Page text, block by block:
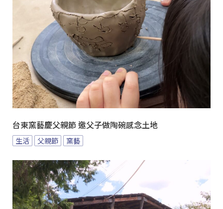
台東窯藝慶父親節 邀父子做陶碗感念土地
生活 父親節 窯藝